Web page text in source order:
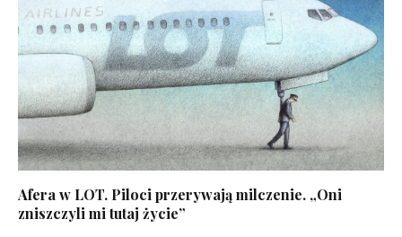
Afera w LOT. Piloci przerywają milczenie. „Oni
zniszczyli mi tutaj życie”